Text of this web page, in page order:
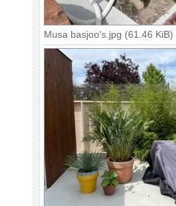
Musa basjoo's.jpg (61.46